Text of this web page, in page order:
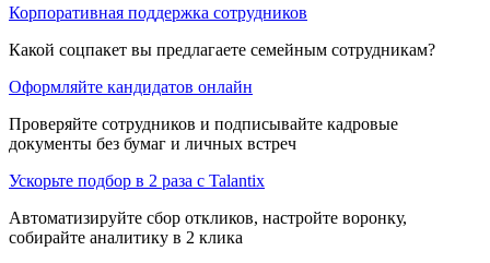
Корпоративная поддержка сотрудников
Какой соцпакет вы предлагаете семейным сотрудникам?
Оформляйте кандидатов онлайн
Проверяйте сотрудников и подписывайте кадровые
документы без бумаг и личных встреч
Ускорьте подбор в 2 раза с Talantix
Автоматизируйте сбор откликов, настройте воронку,
собирайте аналитику в 2 клика